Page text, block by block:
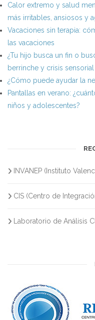
Calor extremo y salud
más irritables, ansiosos y
Vacaciones sin terapia:
las vacaciones
¿Tu hijo busca un fin o
berrinche y crisis sensorial
¿Cómo puede ayudar la
Pantallas en verano:
niños y adolescentes?
INVANEP (Instituto
CIS (Centro de
Laboratorio de Análisis